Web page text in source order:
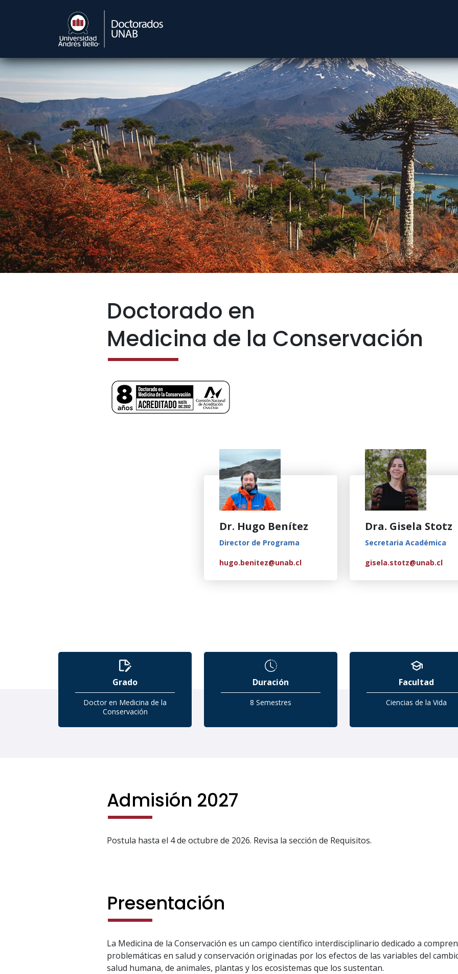
Doctorado en
Medicina de la Conservación
Dr. Hugo Benítez
Director de Programa
hugo.benitez@unab.cl
Dra. Gisela Stotz
Secretaria Académica
gisela.stotz@unab.cl
Grado
Doctor en Medicina de la
Conservación
Duración
8 Semestres
Facultad
Ciencias de la Vida
Admisión 2027
Postula hasta el 4 de octubre de 2026. Revisa la sección de Requisitos.
Presentación
La Medicina de la Conservación es un campo científico interdisciplinario dedicado a
problemáticas en salud y conservación originadas por los efectos de las variables del
salud humana, de animales, plantas y los ecosistemas que los sustentan.